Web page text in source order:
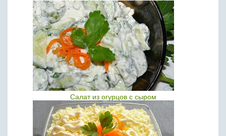
Салат из огурцов с сыром